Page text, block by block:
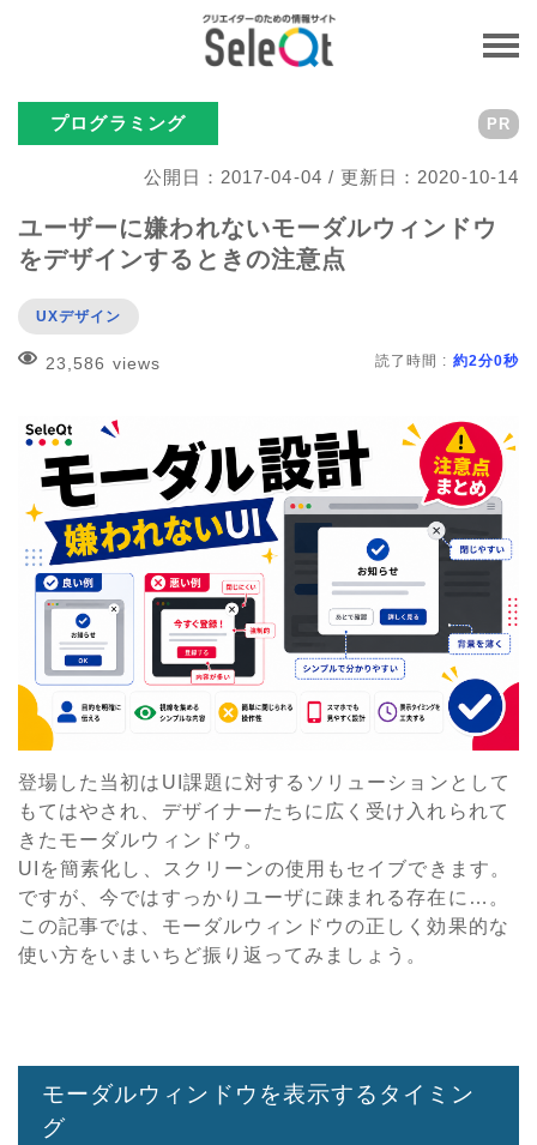
プログラミング
公開日：2017-04-04 / 更新日：2020-10-14
PR
ユーザーに嫌われないモーダルウィンドウ
をデザインするときの注意点
UXデザイン
23,586 views 読了時間 : 約2分0秒
登場した当初はUI課題に対するソリューションとして
もてはやされ、デザイナーたちに広く受け入れられて
きたモーダルウィンドウ。
UIを簡素化し、スクリーンの使用もセイブできます。
ですが、今ではすっかりユーザに疎まれる存在に…。
この記事では、モーダルウィンドウの正しく効果的な
使い方をいまいちど振り返ってみましょう。
モーダルウィンドウを表示するタイミン
グ